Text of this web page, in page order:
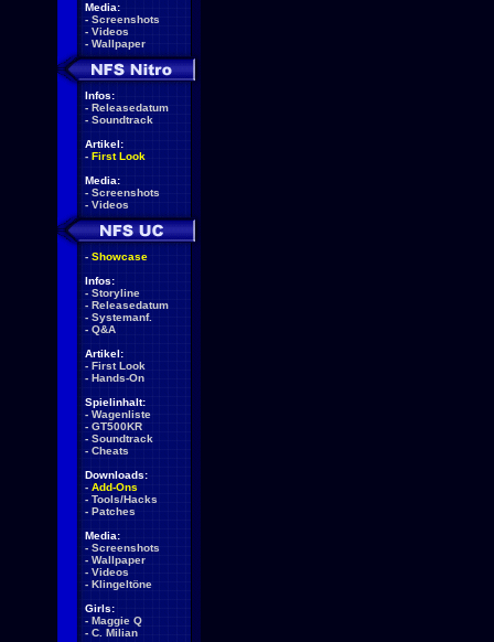
Media:
- Screenshots
- Videos
- Wallpaper
Infos:
- Releasedatum
- Soundtrack
Artikel:
- First Look
Media:
- Screenshots
- Videos
- Showcase
Infos:
- Storyline
- Releasedatum
- Systemanf.
- Q&A
Artikel:
- First Look
- Hands-On
Spielinhalt:
- Wagenliste
- GT500KR
- Soundtrack
- Cheats
Downloads:
- Add-Ons
- Tools/Hacks
- Patches
Media:
- Screenshots
- Wallpaper
- Videos
- Klingeltöne
Girls:
- Maggie Q
- C. Milian